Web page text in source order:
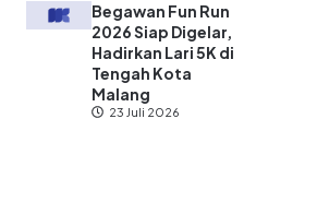
Begawan Fun Run
2026 Siap Digelar,
Hadirkan Lari 5K di
Tengah Kota
Malang
23 Juli 2026